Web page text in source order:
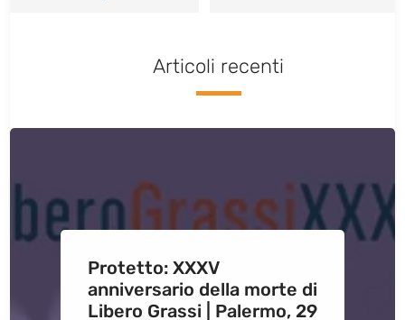
Articoli recenti
Protetto: XXXV
anniversario della morte di
Libero Grassi | Palermo, 29